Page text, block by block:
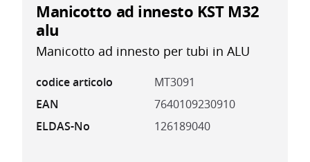
Manicotto ad innesto KST M32
alu
Manicotto ad innesto per tubi in ALU
codice articolo
MT3091
EAN
7640109230910
ELDAS-No
126189040